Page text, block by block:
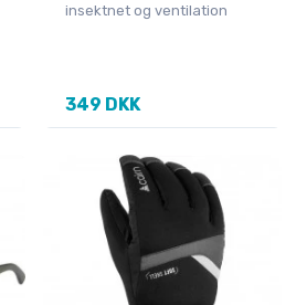
insektnet og ventilation
349 DKK